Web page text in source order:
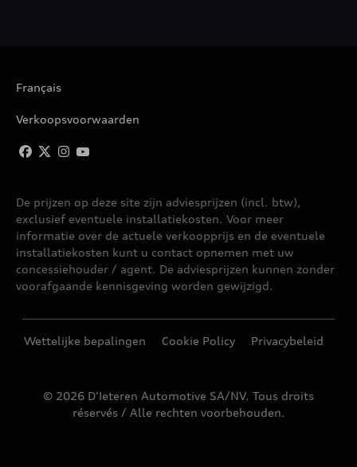
Français
Verkoopsvoorwaarden
De prijzen op deze site zijn adviesprijzen (incl. btw),
exclusief eventuele installatiekosten. Voor meer
informatie over de actuele verkoopprijs en de eventuele
installatiekosten kunt u contact opnemen met uw
concessiehouder / agent. De adviesprijzen kunnen zonder
voorafgaande kennisgeving worden gewijzigd.
Wettelijke bepalingen Cookie Policy Privacybeleid
© 2026 D'Ieteren Automotive SA/NV. Tous droits
réservés / Alle rechten voorbehouden.